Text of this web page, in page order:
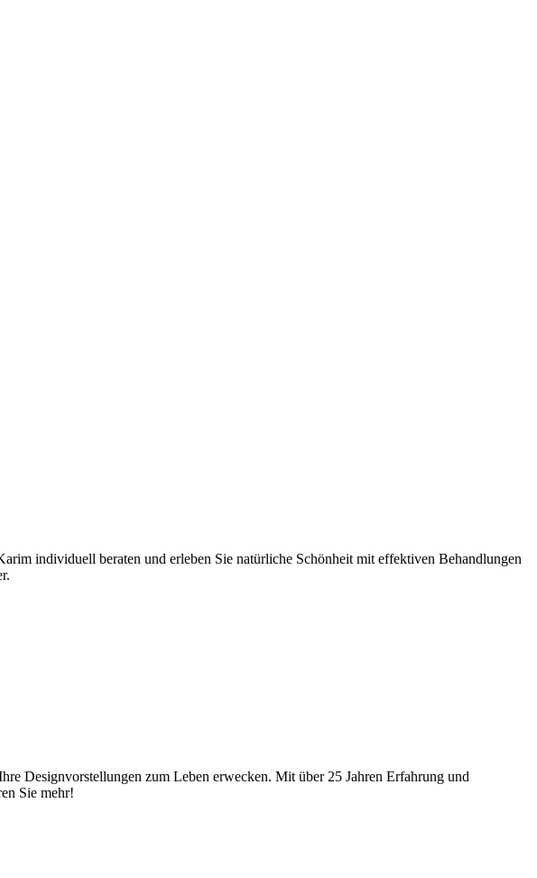
individuell beraten und erleben Sie natürliche Schönheit mit effektiven Behandlungen
Designvorstellungen zum Leben erwecken. Mit über 25 Jahren Erfahrung und
Sie mehr!